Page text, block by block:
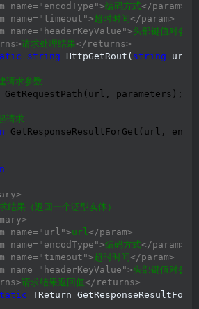
name="encodType">编码方式</param>
name="timeout">超时时间 </param>
name="headerKeyValue">头部键值对参数
请求处理结果</returns>
string HttpGetRout( string url,
请求参数
GetRequestPath(url, parameters);
请求
GetResponseResultForGet(url,
结果（返回一个泛型实体）
name="url">url</param>
name="encodType">编码方式</param>
name="timeout">超时时间 </param>
name="headerKeyValue">头部键值对参数
请求结果返回值</returns>
TReturn